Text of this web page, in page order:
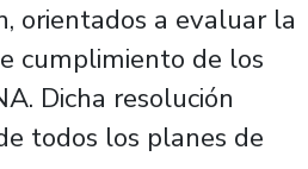
orientados a evaluar la
cumplimiento de los
Dicha resolución
todos los planes de